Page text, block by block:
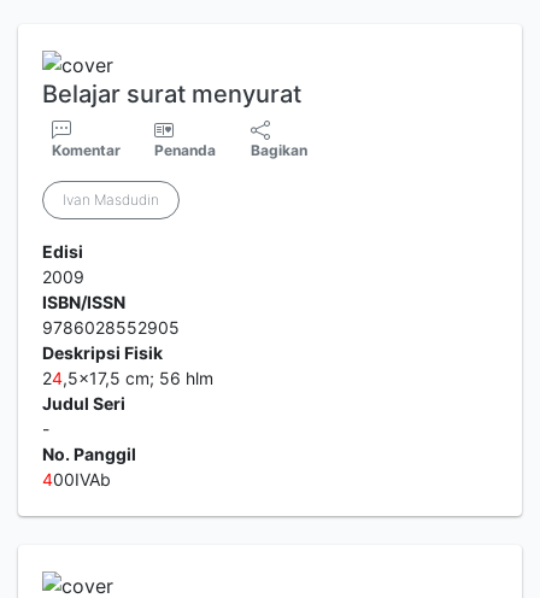
Belajar surat menyurat
Komentar Penanda Bagikan
Ivan Masdudin
Edisi
2009
ISBN/ISSN
9786028552905
Deskripsi Fisik
24,5x17,5 cm; 56 hlm
Judul Seri
-
No. Panggil
400IVAb